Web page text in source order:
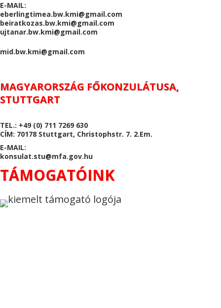
E-MAIL:
eberlingtimea.bw.kmi@gmail.com
beiratkozas.bw.kmi@gmail.com
ujtanar.bw.kmi@gmail.com
mid.bw.kmi@gmail.com
MAGYARORSZÁG FŐKONZULÁTUSA,
STUTTGART
TEL.: +49 (0) 711 7269 630
CÍM: 70178 Stuttgart, Christophstr. 7. 2.Em.
E-MAIL:
konsulat.stu@mfa.gov.hu
TÁMOGATÓINK